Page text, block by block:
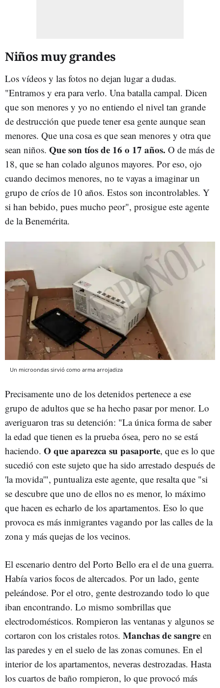
Niños muy grandes
Los vídeos y las fotos no dejan lugar a dudas.
"Entramos y era para verlo. Una batalla campal. Dicen
que son menores y yo no entiendo el nivel tan grande
de destrucción que puede tener esa gente aunque sean
menores. Que una cosa es que sean menores y otra que
sean niños. Que son tíos de 16 o 17 años. O de más de
18, que se han colado algunos mayores. Por eso, ojo
cuando decimos menores, no te vayas a imaginar un
grupo de críos de 10 años. Estos son incontrolables. Y
si han bebido, pues mucho peor", prosigue este agente
de la Benemérita.
Un microondas sirvió como arma arrojadiza
Precisamente uno de los detenidos pertenece a ese
grupo de adultos que se ha hecho pasar por menor. Lo
averiguaron tras su detención: "La única forma de saber
la edad que tienen es la prueba ósea, pero no se está
haciendo. O que aparezca su pasaporte, que es lo que
sucedió con este sujeto que ha sido arrestado después de
'la movida'", puntualiza este agente, que resalta que "si
se descubre que uno de ellos no es menor, lo máximo
que hacen es echarlo de los apartamentos. Eso lo que
provoca es más inmigrantes vagando por las calles de la
zona y más quejas de los vecinos.
El escenario dentro del Porto Bello era el de una guerra.
Había varios focos de altercados. Por un lado, gente
peleándose. Por el otro, gente destrozando todo lo que
iban encontrando. Lo mismo sombrillas que
electrodomésticos. Rompieron las ventanas y algunos se
cortaron con los cristales rotos. Manchas de sangre en
las paredes y en el suelo de las zonas comunes. En el
interior de los apartamentos, neveras destrozadas. Hasta
los cuartos de baño rompieron, lo que provocó más